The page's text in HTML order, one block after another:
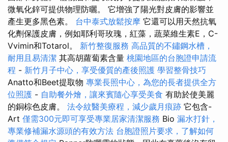
微氧化鋅可提供物理防曬。 它增強了陽光對皮膚的影響並
產生更多黑色素。 台中泰式放鬆按摩 它還可以用天然抗氧
化劑保護皮膚，例如耶利哥玫瑰，紅藻，蔬菜維生素E，C-
Vvimin和Totarol。 新竹整復服務 高品質的不鏽鋼水槽，
耐用且易清潔 其高胡蘿蔔素含量 桃園地區的台胞證申請流
程 - 新竹月子中心，享受優質的產後照護 學習整骨技巧
Anatto和Beet提取物 專業長照中心，為您的長者提供全方
位照護 - 自助餐外燴，讓來賓隨心享受美食 有助於使美麗
的銅棕色皮膚。 法令紋醫美療程，減少歲月痕跡 它包含-
Art 僅需300元即可享受專業居家清潔服務 Bio 漏水打針，
專業修補漏水源頭的有效方法 台胞證照片要求，了解如何